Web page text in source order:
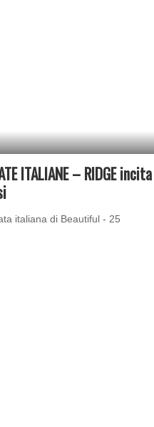
ITALIANE – RIDGE incita
italiana di Beautiful - 25